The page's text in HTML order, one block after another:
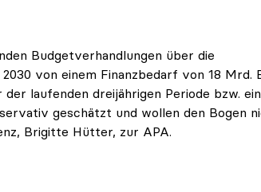
Budgetverhandlungen über die
von einem Finanzbedarf von 18 Mrd.
laufenden dreijährigen Periode bzw.
geschätzt und wollen den Bogen
Brigitte Hütter, zur APA.